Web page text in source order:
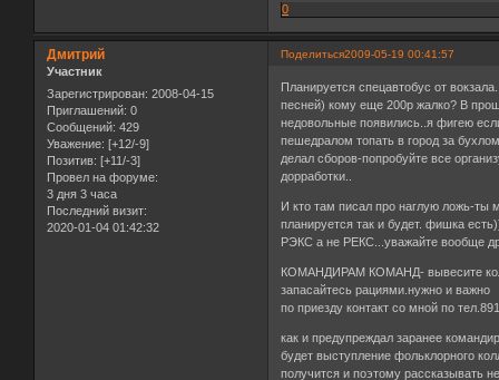
0
Поделиться2009-05-19 00:41:57
Дмитрий
Участник
Зарегистрирован: 2008-04-15
Приглашений: 0
Сообщений: 429
Уважение: [+12/-9]
Позитив: [+11/-3]
Провел на форуме:
3 дня 3 часа
Последний визит:
2020-01-04 01:42:32
Планируется спецавтобус от
песней) кому еще 200р жалко? В
недовольные появились..я фигею
пешедралом топать в город за
делал сборов-попробуйте все
дорработки..
И кто там писал про наглую ложь-ты
планируется так и будет. фишка
РЭКС а не РЕКС...уважайте вообще
КОМАНДИРАМ КОМАНД- вывесите
запасайтесь рациями.нужно и важно
по приезду контакт со мной по
как и предупреждал заранее
будет выступление фольклорного
получится и поэтому рассказывать